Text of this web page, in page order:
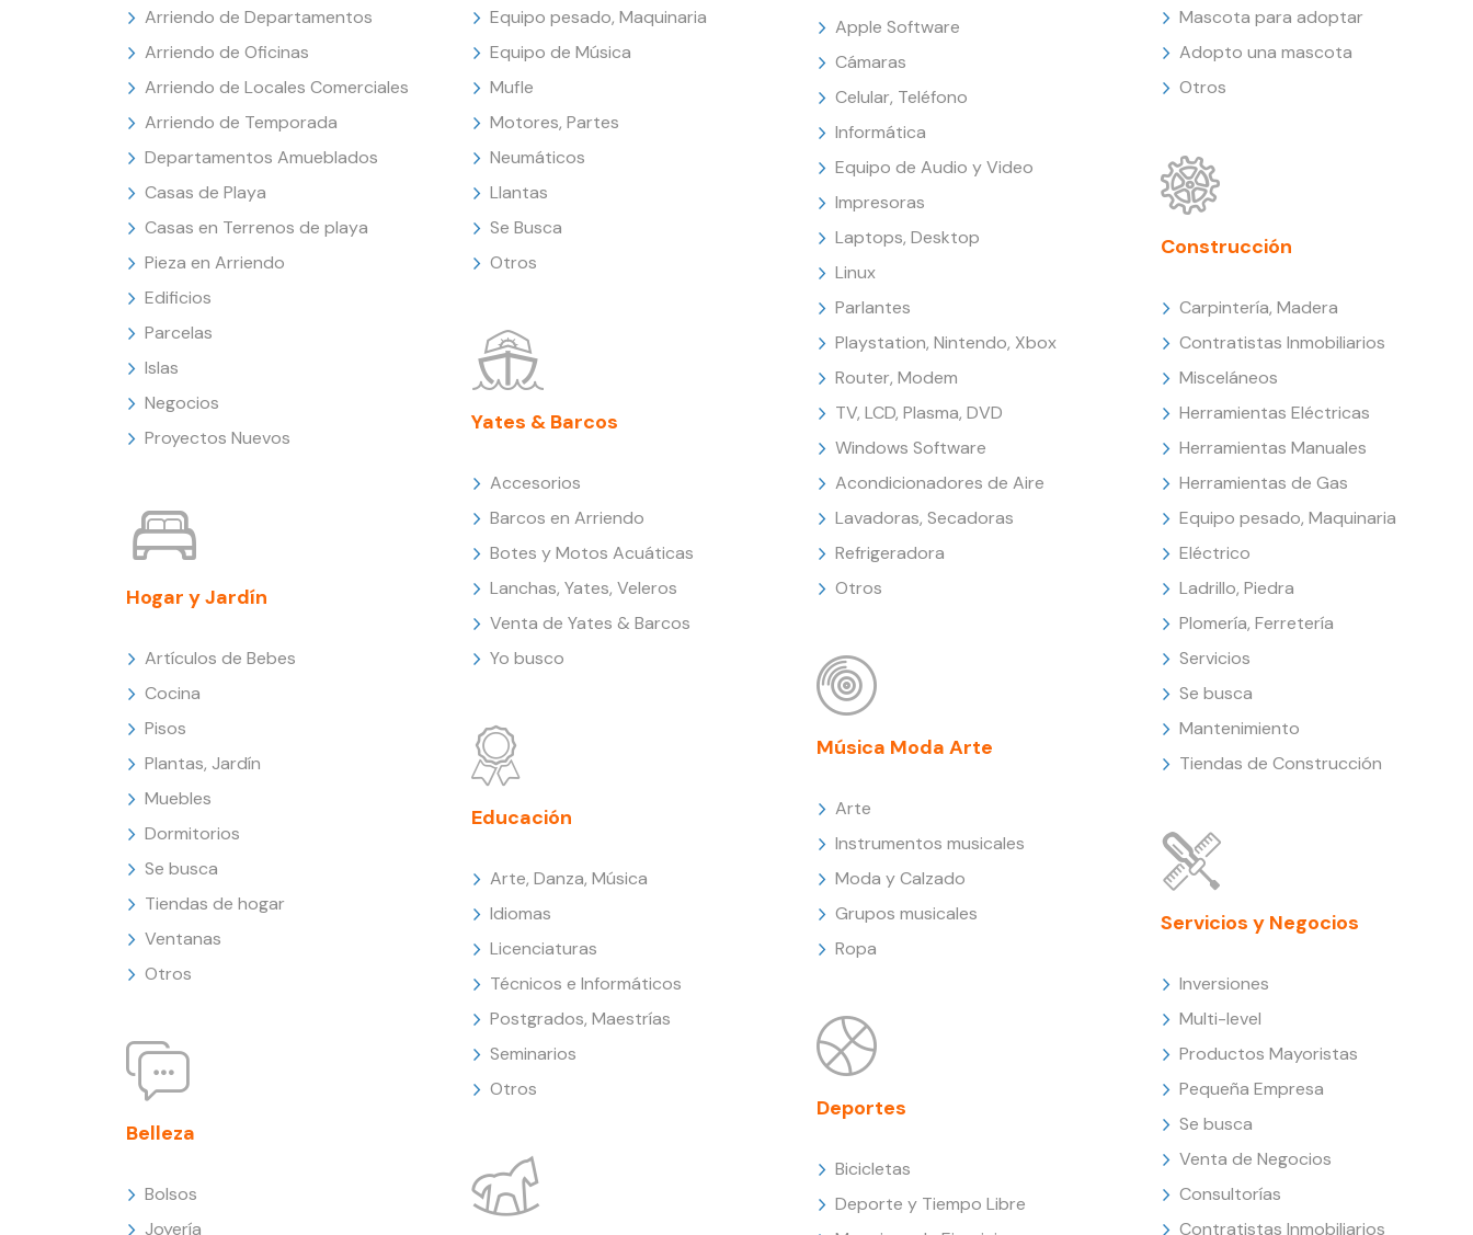
Arriendo de Departamentos
Arriendo de Oficinas
Arriendo de Locales Comerciales
Arriendo de Temporada
Departamentos Amueblados
Casas de Playa
Casas en Terrenos de playa
Pieza en Arriendo
Edificios
Parcelas
Islas
Negocios
Proyectos Nuevos
Hogar y Jardín
Artículos de Bebes
Cocina
Pisos
Plantas, Jardín
Muebles
Dormitorios
Se busca
Tiendas de hogar
Ventanas
Otros
Belleza
Bolsos
Joyería
Equipo pesado, Maquinaria
Equipo de Música
Mufle
Motores, Partes
Neumáticos
Llantas
Se Busca
Otros
Yates & Barcos
Accesorios
Barcos en Arriendo
Botes y Motos Acuáticas
Lanchas, Yates, Veleros
Venta de Yates & Barcos
Yo busco
Educación
Arte, Danza, Música
Idiomas
Licenciaturas
Técnicos e Informáticos
Postgrados, Maestrías
Seminarios
Otros
Apple Software
Cámaras
Celular, Teléfono
Informática
Equipo de Audio y Video
Impresoras
Laptops, Desktop
Linux
Parlantes
Playstation, Nintendo, Xbox
Router, Modem
TV, LCD, Plasma, DVD
Windows Software
Acondicionadores de Aire
Lavadoras, Secadoras
Refrigeradora
Otros
Música Moda Arte
Arte
Instrumentos musicales
Moda y Calzado
Grupos musicales
Ropa
Deportes
Bicicletas
Deporte y Tiempo Libre
Mascota para adoptar
Adopto una mascota
Otros
Construcción
Carpintería, Madera
Contratistas Inmobiliarios
Misceláneos
Herramientas Eléctricas
Herramientas Manuales
Herramientas de Gas
Equipo pesado, Maquinaria
Eléctrico
Ladrillo, Piedra
Plomería, Ferretería
Servicios
Se busca
Mantenimiento
Tiendas de Construcción
Servicios y Negocios
Inversiones
Multi-level
Productos Mayoristas
Pequeña Empresa
Se busca
Venta de Negocios
Consultorías
Contratistas Inmobiliarios